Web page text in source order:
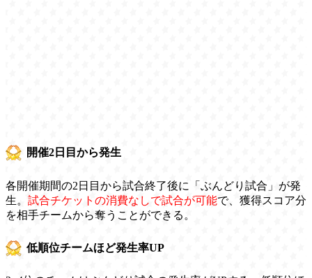
開催2日目から発生
各開催期間の2日目から試合終了後に「ぶんどり試合」が発
生。 試合チケットの消費なしで試合が可能で、獲得スコア分
を相手チームから奪うことができる。
低順位チームほど発生率UP